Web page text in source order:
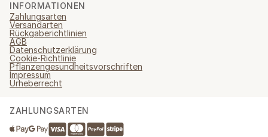
INFORMATIONEN
Zahlungsarten
Versandarten
Rückgaberichtlinien
AGB
Datenschutzerklärung
Cookie-Richtlinie
Pflanzengesundheitsvorschriften
Impressum
Urheberrecht
ZAHLUNGSARTEN